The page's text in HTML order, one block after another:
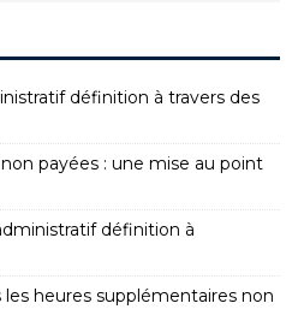
définition à travers des
payées : une mise au point
définition à
heures supplémentaires non